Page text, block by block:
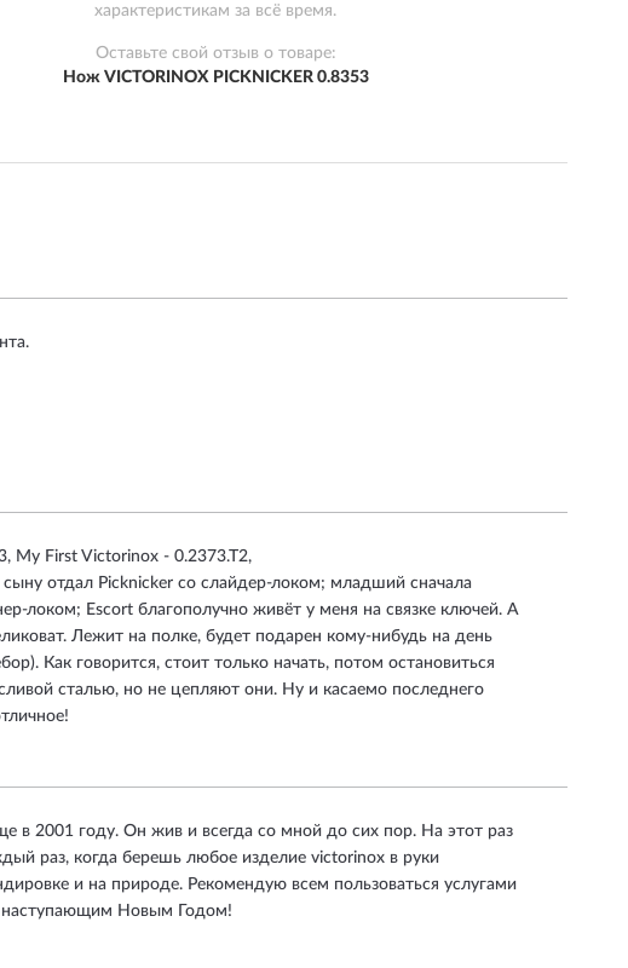
характеристикам за всё время.
Оставьте свой отзыв о товаре:
Нож VICTORINOX PICKNICKER 0.8353
My First Victorinox - 0.2373.T2,
отдал Picknicker со слайдер-локом; младший сначала
локом; Escort благополучно живёт у меня на связке ключей. А
Лежит на полке, будет подарен кому-нибудь на день
Как говорится, стоит только начать, потом остановиться
сталью, но не цепляют они. Ну и касаемо последнего
в 2001 году. Он жив и всегда со мной до сих пор. На этот раз
раз, когда берешь любое изделие victorinox в руки
и на природе. Рекомендую всем пользоваться услугами
наступающим Новым Годом!